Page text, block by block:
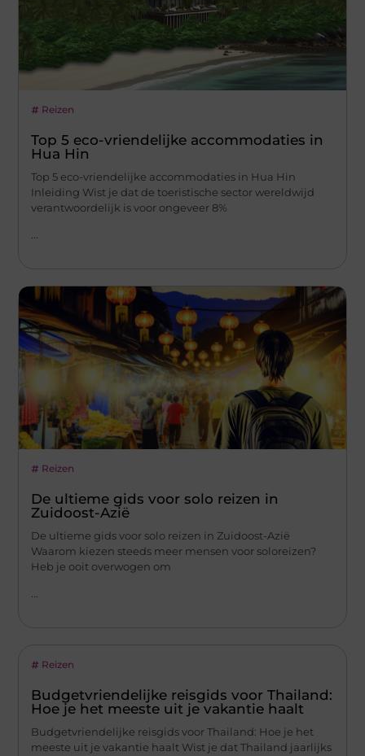
Reizen
Top 5 eco-vriendelijke accommodaties in
Hua Hin
Top 5 eco-vriendelijke accommodaties in Hua Hin
Inleiding Wist je dat de toeristische sector wereldwijd
verantwoordelijk is voor ongeveer 8%
Reizen
De ultieme gids voor solo reizen in
Zuidoost-Azië
De ultieme gids voor solo reizen in Zuidoost-Azië
Waarom kiezen steeds meer mensen voor soloreizen?
Heb je ooit overwogen om
...
Reizen
Budgetvriendelijke reisgids voor Thailand:
Hoe je het meeste uit je vakantie haalt
Budgetvriendelijke reisgids voor Thailand: Hoe je het
meeste uit je vakantie haalt Wist je dat Thailand jaarlijks